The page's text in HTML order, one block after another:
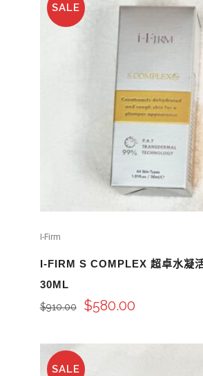
SALE
I-Firm
I-FIRM S COMPLEX 超卓水凝
30ML
$910.00 $580.00
SALE